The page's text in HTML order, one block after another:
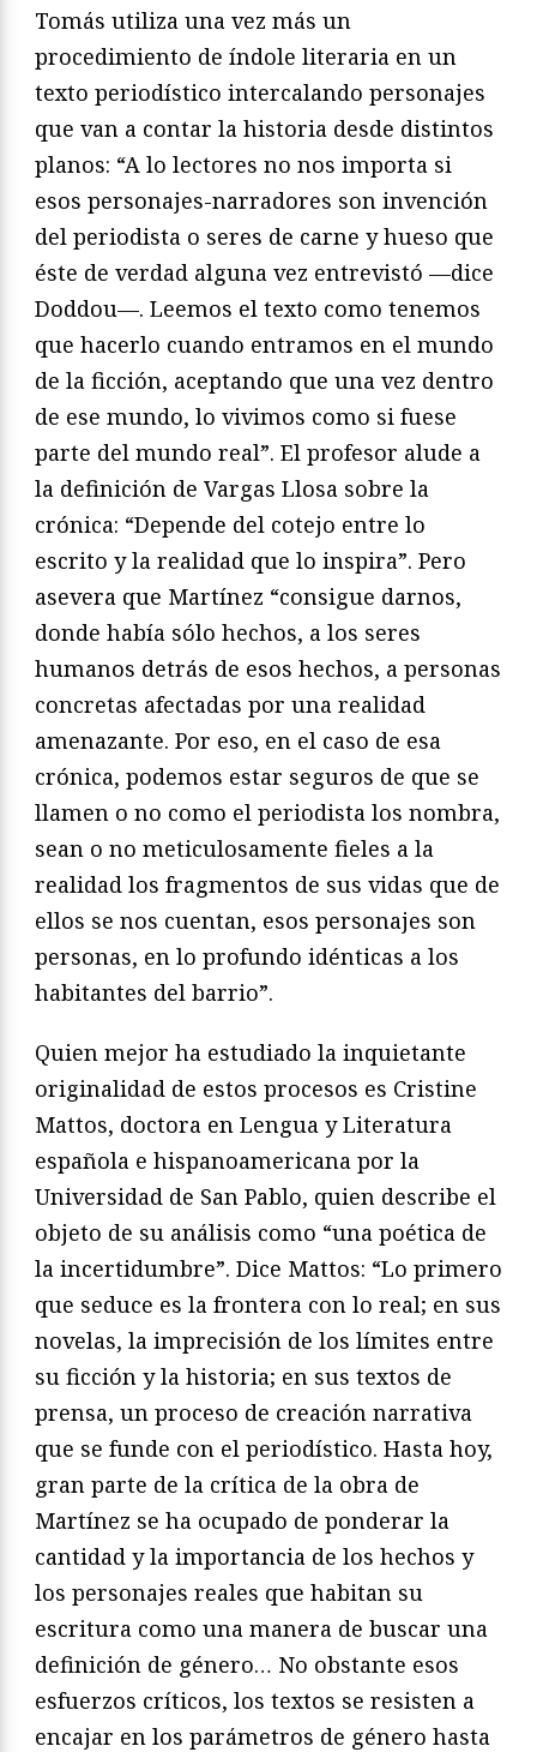
Tomás utiliza una vez más un
procedimiento de índole literaria en un
texto periodístico intercalando personajes
que van a contar la historia desde distintos
planos: “A lo lectores no nos importa si
esos personajes-narradores son invención
del periodista o seres de carne y hueso que
éste de verdad alguna vez entrevistó —dice
Doddou—. Leemos el texto como tenemos
que hacerlo cuando entramos en el mundo
de la ficción, aceptando que una vez dentro
de ese mundo, lo vivimos como si fuese
parte del mundo real”. El profesor alude a
la definición de Vargas Llosa sobre la
crónica: “Depende del cotejo entre lo
escrito y la realidad que lo inspira”. Pero
asevera que Martínez “consigue darnos,
donde había sólo hechos, a los seres
humanos detrás de esos hechos, a personas
concretas afectadas por una realidad
amenazante. Por eso, en el caso de esa
crónica, podemos estar seguros de que se
llamen o no como el periodista los nombra,
sean o no meticulosamente fieles a la
realidad los fragmentos de sus vidas que de
ellos se nos cuentan, esos personajes son
personas, en lo profundo idénticas a los
habitantes del barrio”.
Quien mejor ha estudiado la inquietante
originalidad de estos procesos es Cristine
Mattos, doctora en Lengua y Literatura
española e hispanoamericana por la
Universidad de San Pablo, quien describe el
objeto de su análisis como “una poética de
la incertidumbre”. Dice Mattos: “Lo primero
que seduce es la frontera con lo real; en sus
novelas, la imprecisión de los límites entre
su ficción y la historia; en sus textos de
prensa, un proceso de creación narrativa
que se funde con el periodístico. Hasta hoy,
gran parte de la crítica de la obra de
Martínez se ha ocupado de ponderar la
cantidad y la importancia de los hechos y
los personajes reales que habitan su
escritura como una manera de buscar una
definición de género… No obstante esos
esfuerzos críticos, los textos se resisten a
encajar en los parámetros de género hasta